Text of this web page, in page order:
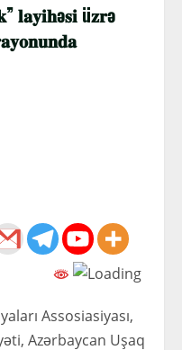
𝐥𝐚𝐲𝐢𝐡ə𝐬𝐢 ü𝐳𝐫ə
Assosiasiyası,
Azərbaycan Uşaq